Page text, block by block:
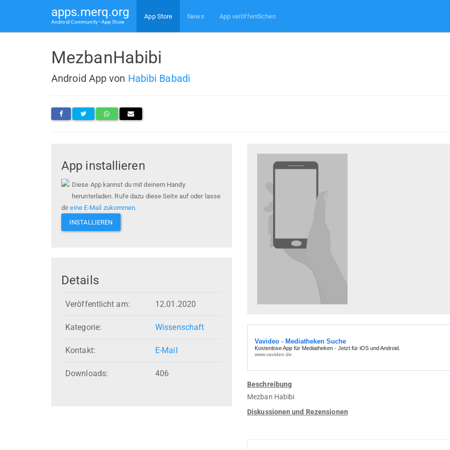
apps.merq.org
Android Community • App Store
App Store News App veröffentlichen
MezbanHabibi
Android App von Habibi Babadi
App installieren
Diese App kannst du mit deinem Handy
herunterladen. Rufe dazu diese Seite auf oder lasse
direine E-Mail zukommen.
INSTALLIEREN
Details
Veröffentlicht am: 12.01.2020
Kategorie: Wissenschaft
Kontakt: E-Mail
Downloads: 406
Beschreibung
Mezban Habibi
Diskussionen und Rezensionen